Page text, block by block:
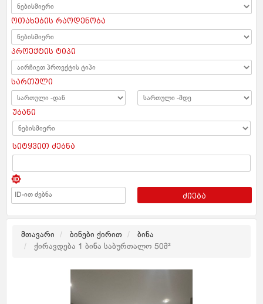
ოთახების რაოდენობა
პროექტის ტიპი
სართული
უბანი
სიტყვით ძებნა
ძიება
მთავარი ბინები ქირით
ბინა
ქირავდება 1 ბინა საბურთალო 50მ²